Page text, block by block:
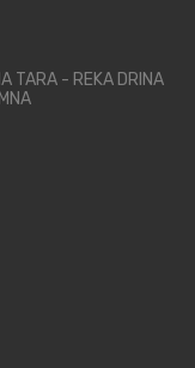
TARA - REKA DRINA